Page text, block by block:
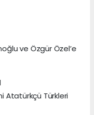
ve Özgür Özel’e
Atatürkçü Türkleri